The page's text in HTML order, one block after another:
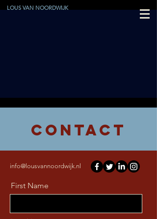
LOUS VAN NOORDWIJK
CONTACT
info@lousvannoordwijk.nl
First Name